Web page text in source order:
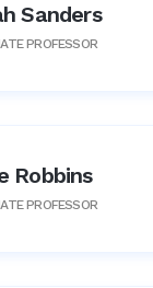
Sanders
PROFESSOR
Robbins
PROFESSOR